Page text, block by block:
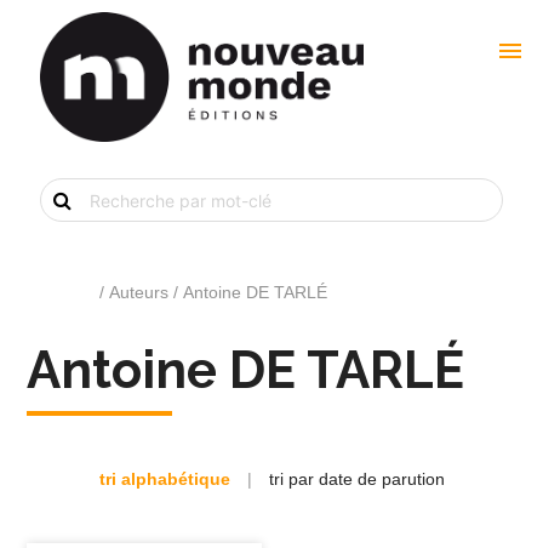
menu
Recherche
de
livre
/ Auteurs / Antoine DE TARLÉ
Antoine DE TARLÉ
tri alphabétique | tri par date de parution